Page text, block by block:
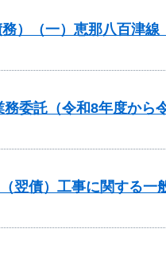
）（一）恵那八百津
委託（令和8年度から
翌債）工事に関する一